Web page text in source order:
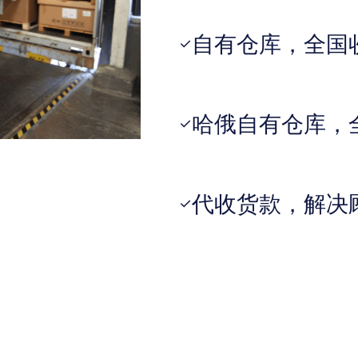
✓ 自有仓库，全国
✓哈俄自有仓库，
✓代收货款，解决